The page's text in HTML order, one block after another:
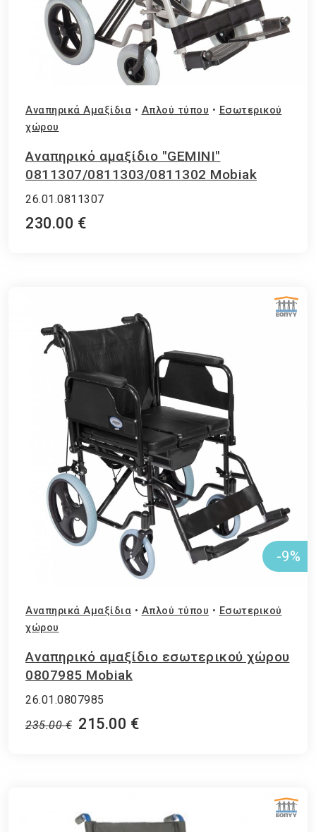
Αναπηρικά Αμαξίδια • Απλού τύπου • Εσωτερικού
χώρου
Αναπηρικό αμαξίδιο "GEMINI"
0811307/0811303/0811302 Mobiak
26.01.0811307
230.00 €
-9%
ΕΘΝΙΚΟΣ ΟΡΓΑΝΙΣΜΟΣ ΠΑΡΟΧΗΣ ΥΠΗΡΕΣΙΩΝ ΥΓΕΙΑΣ
Αναπηρικά Αμαξίδια • Απλού τύπου • Εσωτερικού
χώρου
Aναπηρικό αμαξίδιο εσωτερικού χώρου
0807985 Mobiak
26.01.0807985
235.00 € 215.00 €
ΕΘΝΙΚΟΣ ΟΡΓΑΝΙΣΜΟΣ ΠΑΡΟΧΗΣ ΥΠΗΡΕΣΙΩΝ ΥΓΕΙΑΣ